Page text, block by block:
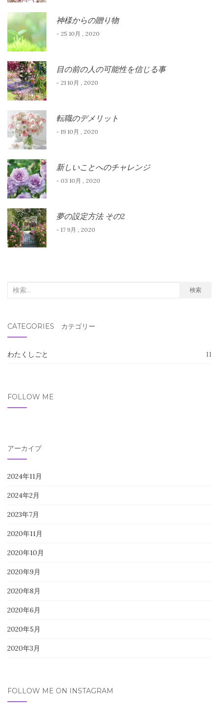
神様からの贈り物
- 25 10月 , 2020
目の前の人の可能性を信じる事
- 21 10月 , 2020
転職のデメリット
- 19 10月 , 2020
新しいことへのチャレンジ
- 03 10月 , 2020
夢の設定方法 その2
- 17 9月 , 2020
検
象:
検索
CATEGORIES カテゴリー
わたくしごと 11
FOLLOW ME
アーカイブ
2024年11月
2024年2月
2023年7月
2020年11月
2020年10月
2020年9月
2020年8月
2020年6月
2020年5月
2020年3月
FOLLOW ME ON INSTAGRAM